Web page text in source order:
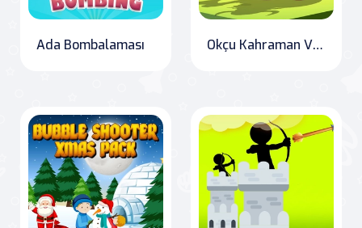
Ada Bombalaması Okçu Kahraman Viking Hikayesi